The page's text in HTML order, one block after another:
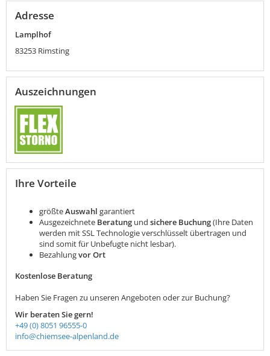
Adresse
Lamplhof
83253 Rimsting
Auszeichnungen
Ihre Vorteile
größteAuswahl garantiert
Ausgezeichnete Beratung und sichere Buchung(Ihre Daten
werden mit SSL Technologie verschlüsselt übertragen und
sind somit für Unbefugte nicht lesbar).
Bezahlungvor Ort
Kostenlose Beratung
Haben Sie Fragen zu unseren Angeboten oder zur Buchung?
Wir beraten Sie gern!
+49 (0) 8051 96555-0
info@chiemsee-alpenland.de